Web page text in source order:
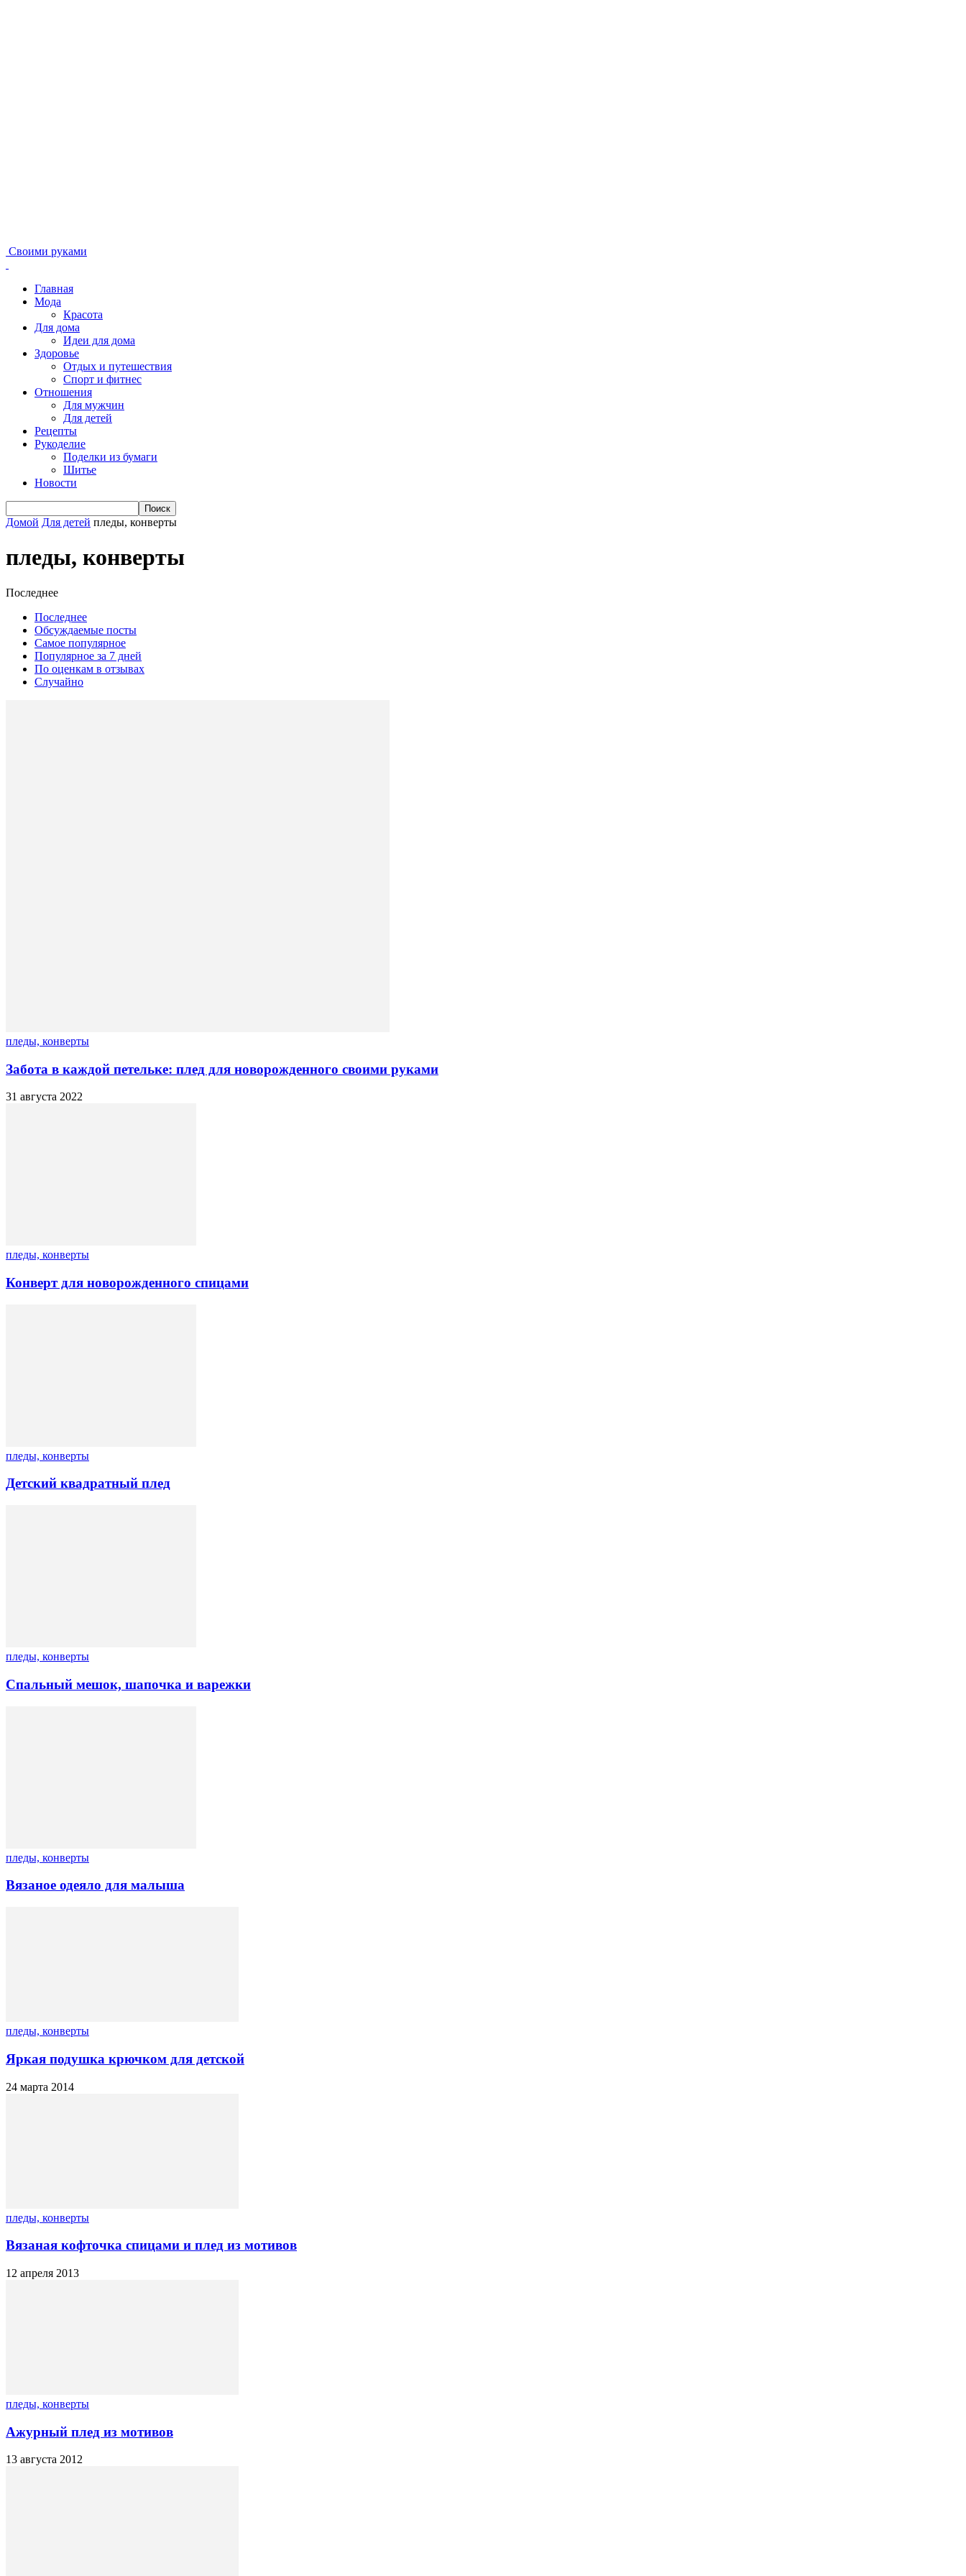
Своими руками
Главная
Мода
Красота
Для дома
Идеи для дома
Здоровье
Отдых и путешествия
Спорт и фитнес
Отношения
Для мужчин
Для детей
Рецепты
Рукоделие
Поделки из бумаги
Шитье
Новости
Домой Для детей пледы, конверты
пледы, конверты
Последнее
Последнее
Обсуждаемые посты
Самое популярное
Популярное за 7 дней
По оценкам в отзывах
Случайно
пледы, конверты
Забота в каждой петельке: плед для новорожденного своими руками
31 августа 2022
пледы, конверты
Конверт для новорожденного спицами
пледы, конверты
Детский квадратный плед
пледы, конверты
Спальный мешок, шапочка и варежки
пледы, конверты
Вязаное одеяло для малыша
пледы, конверты
Яркая подушка крючком для детской
24 марта 2014
пледы, конверты
Вязаная кофточка спицами и плед из мотивов
12 апреля 2013
пледы, конверты
Ажурный плед из мотивов
13 августа 2012